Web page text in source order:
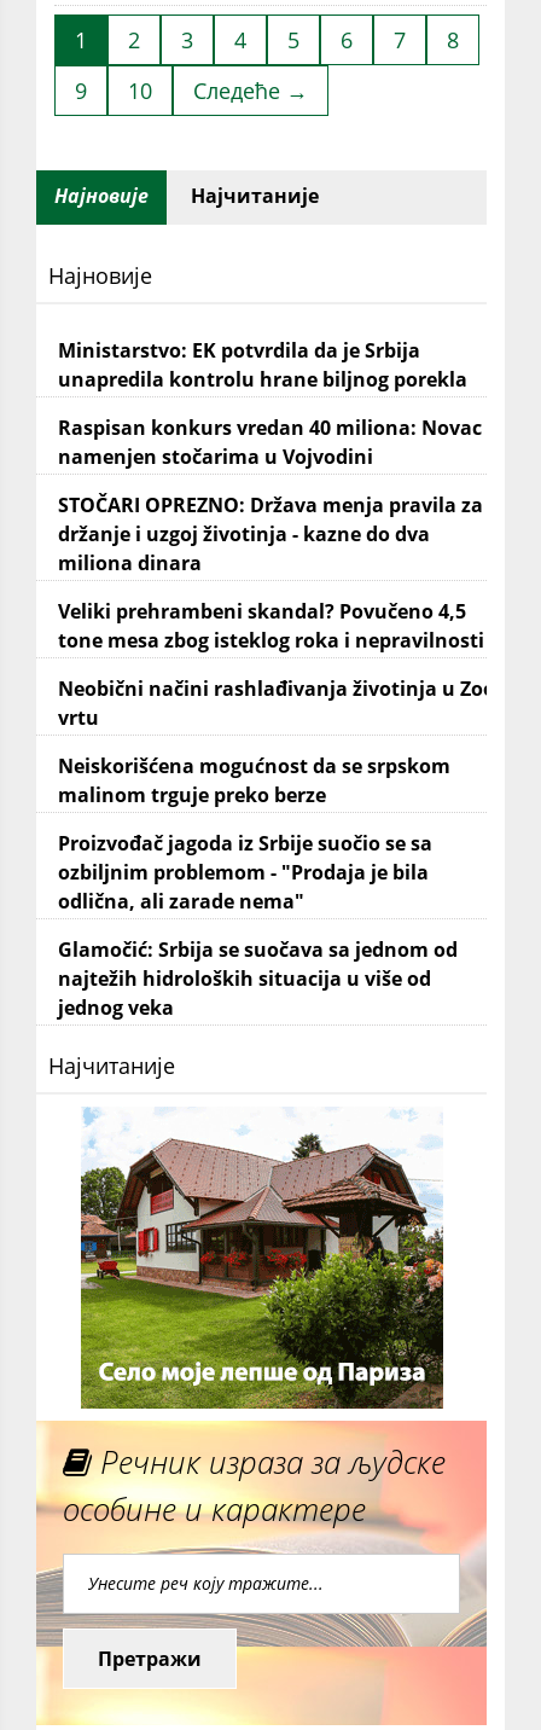
1 2 3 4 5 6 7
8
9
10 Следеће →
Најновије Најчитаније
Најновије
Ministarstvo: EK potvrdila da je Srbija
unapredila kontrolu hrane biljnog porekla
Raspisan konkurs vredan 40 miliona: Novac
namenjen stočarima u Vojvodini
STOČARI OPREZNO: Država menja pravila za
držanje i uzgoj životinja - kazne do dva
miliona dinara
Veliki prehrambeni skandal? Povučeno 4,5
tone mesa zbog isteklog roka i nepravilnosti
Neobični načini rashlađivanja životinja u Zoo
vrtu
Neiskorišćena mogućnost da se srpskom
malinom trguje preko berze
Proizvođač jagoda iz Srbije suočio se sa
ozbiljnim problemom - "Prodaja je bila
odlična, ali zarade nema"
Glamočić: Srbija se suočava sa jednom od
najtežih hidroloških situacija u više od
jednog veka
Најчитаније
Речник израза за људске
особине и карактере
Претражи